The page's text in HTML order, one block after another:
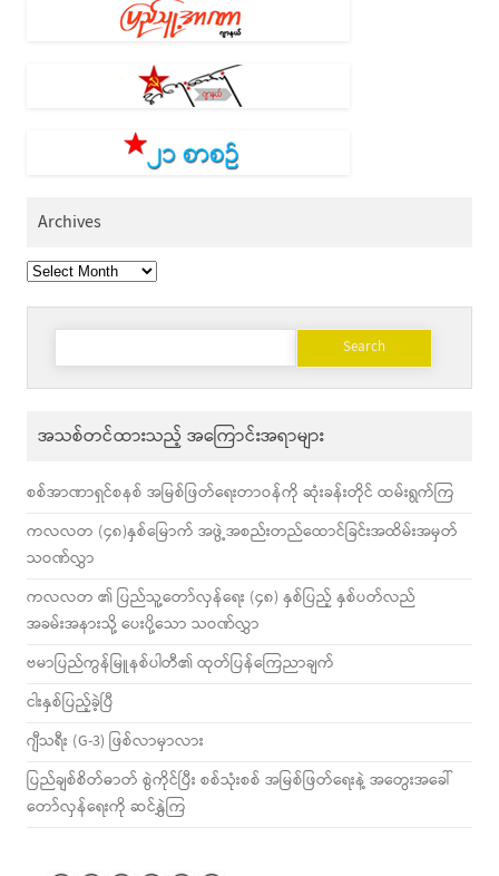
Archives
Archives
Search
အသစ်တင်ထားသည့် အကြောင်းအရာများ
စစ်အာဏာရှင်စနစ် အမြစ်ဖြတ်ရေးတာဝန်ကို ဆုံးခန်းတိုင် ထမ်းရွက်ကြ
ကလလတ (၄၈)နှစ်မြောက် အဖွဲ့အစည်းတည်ထောင်ခြင်းအထိမ်းအမှတ်
သဝဏ်လွှာ
ကလလတ ၏ ပြည်သူ့တော်လှန်ရေး (၄၈) နှစ်ပြည့် နှစ်ပတ်လည်
အခမ်းအနားသို့ ပေးပို့သော သဝဏ်လွှာ
ဗမာပြည်ကွန်မြူနစ်ပါတီ၏ ထုတ်ပြန်ကြေညာချက်
ငါးနှစ်ပြည့်ခဲ့ပြီ
ဂျီသရီး (G-3) ဖြစ်လာမှာလား
ပြည်ချစ်စိတ်ဓာတ် စွဲကိုင်ပြီး စစ်သုံးစစ် အမြစ်ဖြတ်ရေးနဲ့ အတွေးအခေါ်
တော်လှန်ရေးကို ဆင်နွှဲကြ